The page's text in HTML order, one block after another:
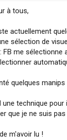
à tous,
actuellement
sélection de
FB me sélectionne
quelques manips
une technique pour
que je ne suis
m'avoir lu !